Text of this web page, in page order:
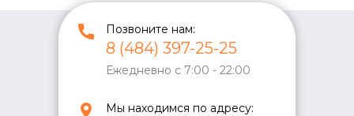
Позвоните нам:
8 (484) 397-25-25
Ежедневно с 7:00 - 22:00
Мы находимся по адресу: